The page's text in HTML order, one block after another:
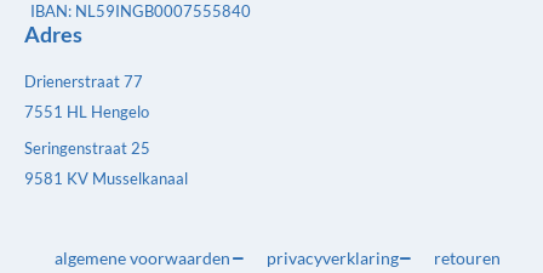
IBAN: NL59INGB0007555840
Adres
Drienerstraat 77
7551 HL Hengelo
Seringenstraat 25
9581 KV Musselkanaal
algemene voorwaarden privacyverklaring retouren